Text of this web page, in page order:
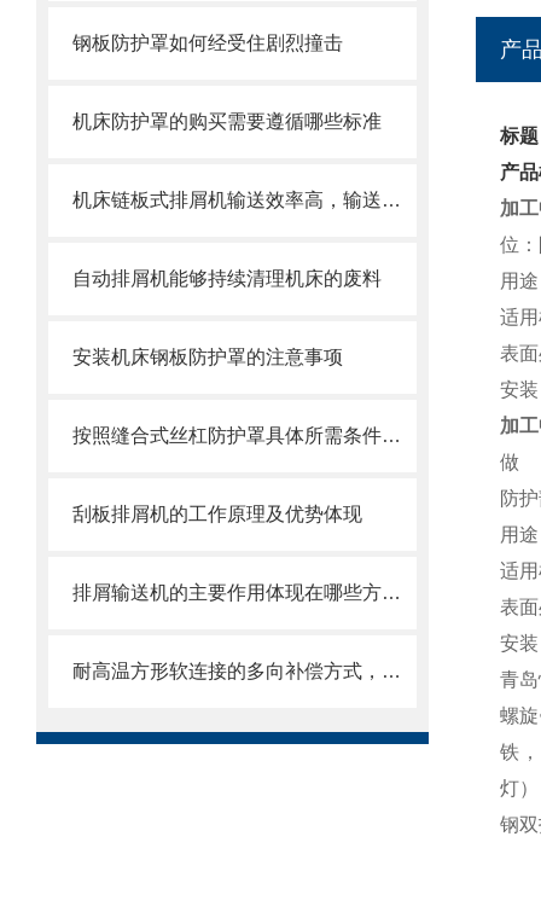
钢板防护罩如何经受住剧烈撞击
机床防护罩的购买需要遵循哪些标准
机床链板式排屑机输送效率高，输送速度选择范围大
自动排屑机能够持续清理机床的废料
安装机床钢板防护罩的注意事项
按照缝合式丝杠防护罩具体所需条件定制
刮板排屑机的工作原理及优势体现
排屑输送机的主要作用体现在哪些方面？
耐高温方形软连接的多向补偿方式，可提供较大的轴向、角向和侧向位移
产
标
产
加
位
用
适
表
安
加
做
防
用
适
表
安
青
螺
铁
灯
钢